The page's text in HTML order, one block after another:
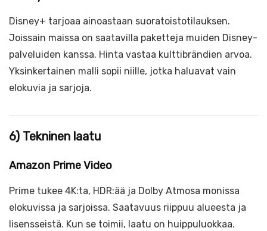
Disney+ tarjoaa ainoastaan suoratoistotilauksen.
Joissain maissa on saatavilla paketteja muiden Disney-
palveluiden kanssa. Hinta vastaa kulttibrändien arvoa.
Yksinkertainen malli sopii niille, jotka haluavat vain
elokuvia ja sarjoja.
6) Tekninen laatu
Amazon Prime Video
Prime tukee 4K:ta, HDR:ää ja Dolby Atmosa monissa
elokuvissa ja sarjoissa. Saatavuus riippuu alueesta ja
lisensseistä. Kun se toimii, laatu on huippuluokkaa.